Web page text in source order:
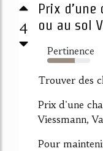
4
Prix
ou au sol
Pertinence
64%
Trouver des
Prix d'une
Viessmann,
Pour